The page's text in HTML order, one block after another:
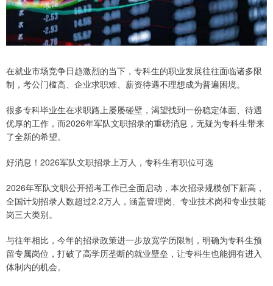
在就业市场竞争日趋激烈的当下，专科生的职业发展往往面临诸多限
制，考公门槛高、企业求职难、薪资待遇不理想成为普遍困境。
很多专科毕业生在求职路上屡屡碰壁，渴望找到一份稳定体面、待遇
优厚的工作，而2026年军队文职招录的重磅消息，无疑为专科生带来
了全新的希望。
好消息！2026军队文职招录上万人，专科生有职位可选
2026年军队文职公开招考工作已全面启动，本次招录规模创下新高，
全国计划招录人数超过2.2万人，涵盖管理岗、专业技术岗和专业技能
岗三大类别。
与往年相比，今年的招录政策进一步放宽学历限制，明确为专科生预
留专属岗位，打破了高学历垄断的就业壁垒，让专科生也能拥有进入
体制内的机会。